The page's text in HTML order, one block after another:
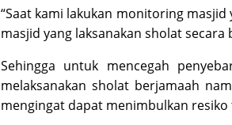
“Saat kami lakukan monitoring
masjid yang laksanakan sholat secara
Sehingga untuk mencegah
melaksanakan sholat berjamaah
mengingat dapat menimbulkan